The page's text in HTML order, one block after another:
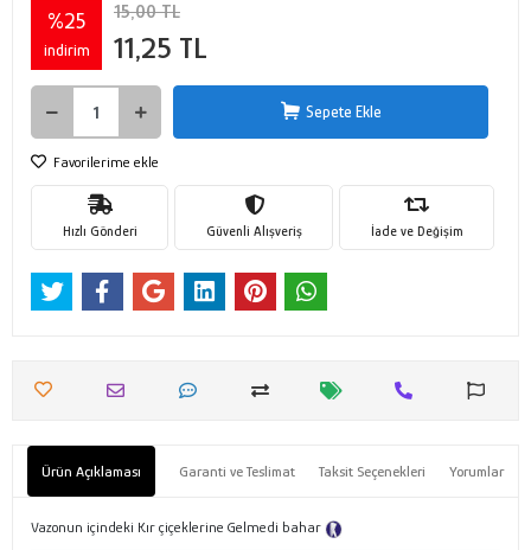
%25
indirim
15,00 TL
11,25 TL
Sepete Ekle
Favorilerime ekle
Hızlı Gönderi Güvenli Alışveriş İade ve Değişim
Ürün Açıklaması Garanti ve Teslimat Taksit Seçenekleri Yorumlar
Vazonun içindeki Kır çiçeklerine Gelmedi bahar